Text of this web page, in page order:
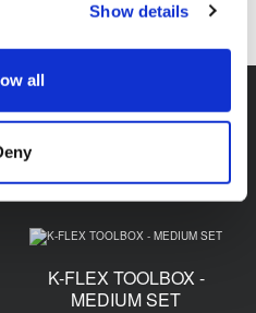
Show details
all
K-FLEX TOOLBOX -
MEDIUM SET